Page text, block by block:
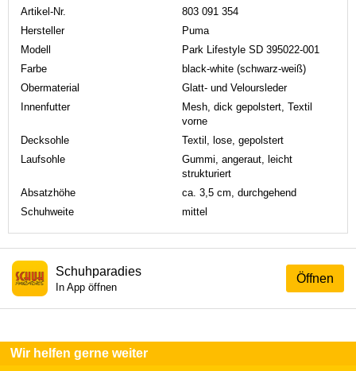
Artikel-Nr.
803 091 354
Hersteller
Puma
Modell
Park Lifestyle SD 395022-001
Farbe
black-white (schwarz-weiß)
Obermaterial
Glatt- und Veloursleder
Innenfutter
Mesh, dick gepolstert, Textil
vorne
Decksohle
Textil, lose, gepolstert
Laufsohle
Gummi, angeraut, leicht
strukturiert
Absatzhöhe
ca. 3,5 cm, durchgehend
Schuhweite
mittel
Öffnen
Schuhparadies
In App öffnen
Wir helfen gerne weiter